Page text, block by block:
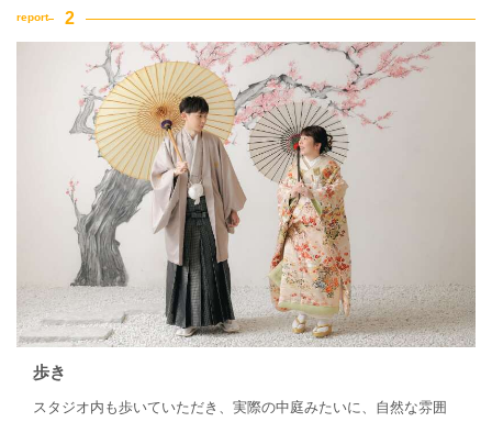
歩き
スタジオ内も歩いていただき、実際の中庭みたいに、自然な雰囲